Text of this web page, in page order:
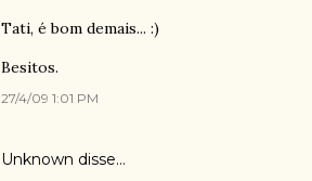
Tati, é bom demais... :)
Besitos.
27/4/09 1:01 PM
Unknown disse…